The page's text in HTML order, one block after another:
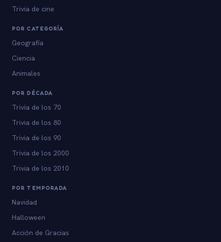
Trivia de cine
POR CATEGORÍA
Geografía
Ciencia
Animales
POR DÉCADA
Trivia de los 70
Trivia de los 80
Trivia de los 90
Trivia de los 2000
Trivia de los 2010
POR TEMPORADA
Navidad
Halloween
Acción de Gracias